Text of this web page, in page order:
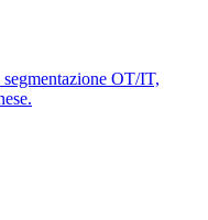
OT/IT,